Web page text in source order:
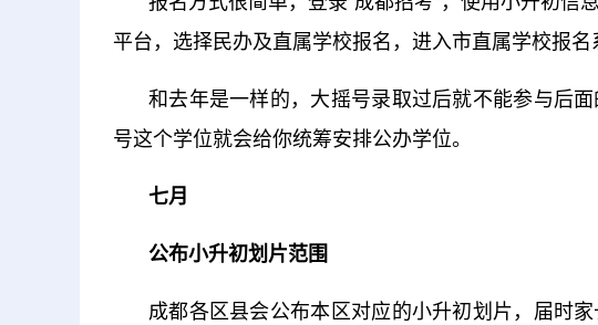
平台，选择民办及直属学校报名，进入市直属学校报名
和去年是一样的，大摇号录取过后就不能参与后
号这个学位就会给你统筹安排公办学位。
七月
公布小升初划片范围
成都各区县会公布本区对应的小升初划片，届时